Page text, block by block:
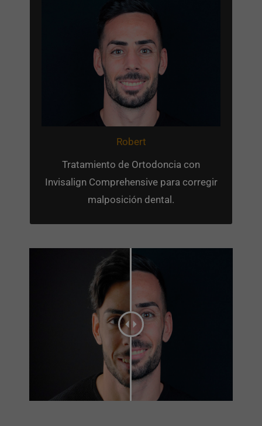
Robert
Tratamiento de Ortodoncia con
Invisalign Comprehensive para corregir
malposición dental.
Tratamiento
El paciente presentaba Clase II
esquelética por déficit de crecimiento
mandibular, compresión dental en la
arcada superior en compensación a la